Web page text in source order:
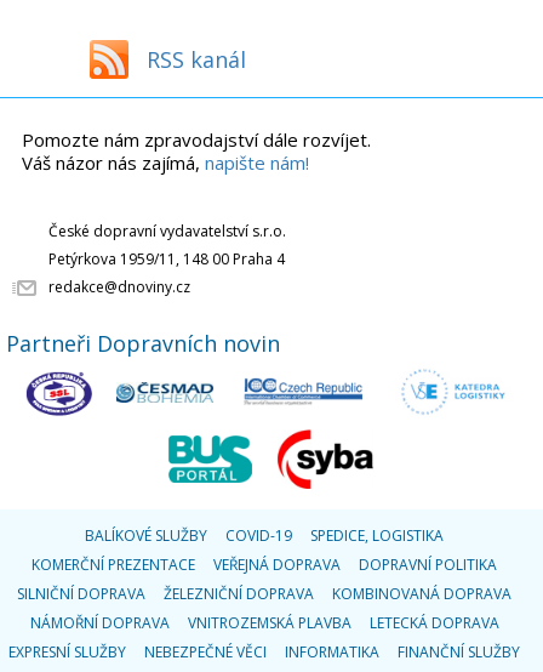
RSS kanál
Pomozte nám zpravodajství dále rozvíjet.
Váš názor nás zajímá, napište nám!
České dopravní vydavatelství s.r.o.
Petýrkova 1959/11, 148 00 Praha 4
redakce@dnoviny.cz
Partneři Dopravních novin
BALÍKOVÉ SLUŽBY COVID-19
SPEDICE, LOGISTIKA
KOMERČNÍ PREZENTACE
VEŘEJNÁ DOPRAVA
DOPRAVNÍ POLITIKA
SILNIČNÍ DOPRAVA
ŽELEZNIČNÍ DOPRAVA
KOMBINOVANÁ DOPRAVA
NÁMOŘNÍ DOPRAVA
VNITROZEMSKÁ PLAVBA
LETECKÁ DOPRAVA
EXPRESNÍ SLUŽBY
NEBEZPEČNÉ VĚCI INFORMATIKA
FINANČNÍ SLUŽBY